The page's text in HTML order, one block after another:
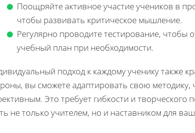
Поощряйте активное участие учеников в
чтобы развивать критическое мышление.
Регулярно проводите тестирование, чтобы
учебный план при необходимости.
подход к каждому ученику также
вы сможете адаптировать свою
Это требует гибкости и творческого
не только учителем, но и наставником для